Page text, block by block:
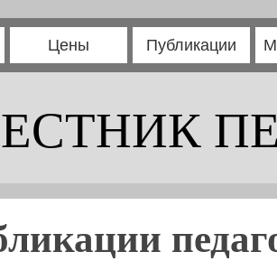
Цены Публикации